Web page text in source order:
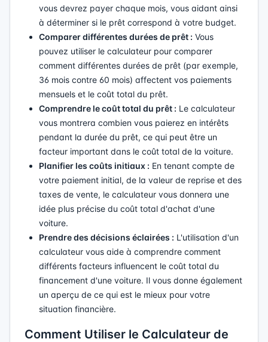
vous devrez payer chaque mois, vous aidant ainsi
à déterminer si le prêt correspond à votre budget.
Comparer différentes durées de prêt : Vous
pouvez utiliser le calculateur pour comparer
comment différentes durées de prêt (par exemple,
36 mois contre 60 mois) affectent vos paiements
mensuels et le coût total du prêt.
Comprendre le coût total du prêt : Le calculateur
vous montrera combien vous paierez en intérêts
pendant la durée du prêt, ce qui peut être un
facteur important dans le coût total de la voiture.
Planifier les coûts initiaux : En tenant compte de
votre paiement initial, de la valeur de reprise et des
taxes de vente, le calculateur vous donnera une
idée plus précise du coût total d'achat d'une
voiture.
Prendre des décisions éclairées : L'utilisation d'un
calculateur vous aide à comprendre comment
différents facteurs influencent le coût total du
financement d'une voiture. Il vous donne également
un aperçu de ce qui est le mieux pour votre
situation financière.
Comment Utiliser le Calculateur de